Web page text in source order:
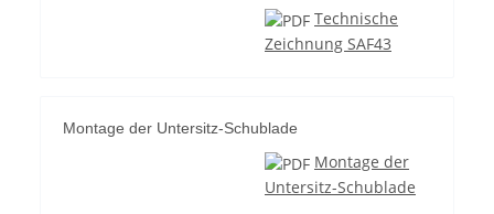
Technische
Zeichnung SAF43
Montage der Untersitz-Schublade
Montage der
Untersitz-Schublade